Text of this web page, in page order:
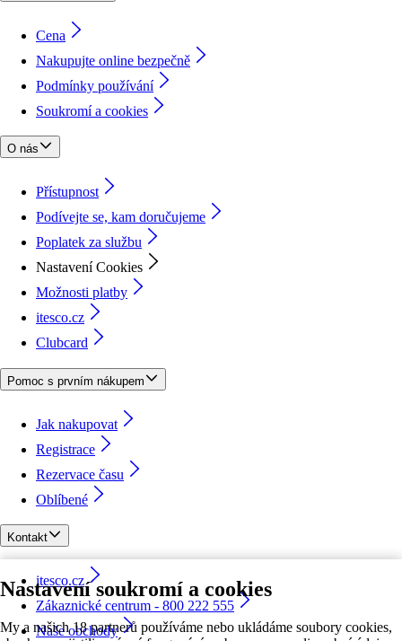
Nastavení soukromí a cookies
My a našich 18 partnerů používáme nebo ukládáme soubory cookies,
Cena
Nakupujte online bezpečně
Podmínky používání
Soukromí a cookies
O nás
Přístupnost
Podívejte se, kam doručujeme
Poplatek za službu
Nastavení Cookies
Možnosti platby
itesco.cz
Clubcard
Pomoc s prvním nákupem
Jak nakupovat
Registrace
Rezervace času
Oblíbené
Kontakt
itesco.cz
Zákaznické centrum - 800 222 555
Naše obchody